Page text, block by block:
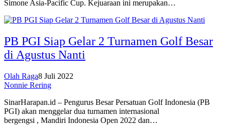
Simone Asia-Pacific Cup. Kejuaraan ini merupakan…
PB PGI Siap Gelar 2 Turnamen Golf Besar
di Agustus Nanti
Olah Raga8 Juli 2022
Nonnie Rering
SinarHarapan.id – Pengurus Besar Persatuan Golf Indonesia (PB
PGI) akan menggelar dua turnamen internasional
bergengsi , Mandiri Indonesia Open 2022 dan…